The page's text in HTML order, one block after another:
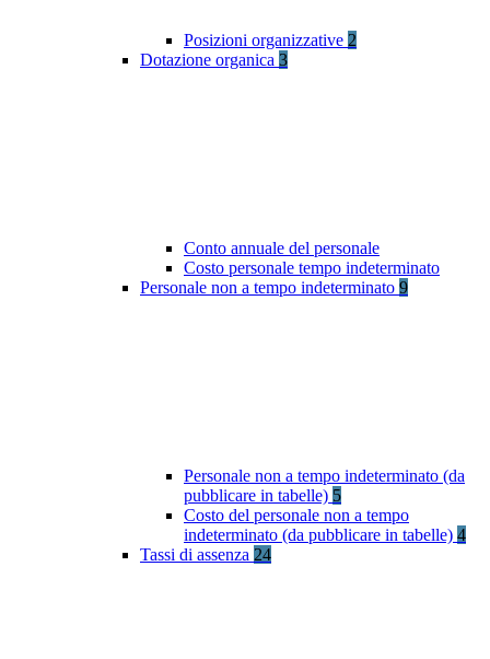
Posizioni organizzative 2
Dotazione organica 3
Conto annuale del personale
Costo personale tempo indeterminato
Personale non a tempo indeterminato 9
Personale non a tempo indeterminato (da
pubblicare in tabelle) 5
Costo del personale non a tempo
indeterminato (da pubblicare in tabelle) 4
Tassi di assenza 24